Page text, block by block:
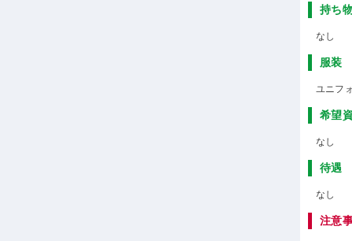
持ち
なし
服装
ユニフ
希望
なし
待遇
なし
注意